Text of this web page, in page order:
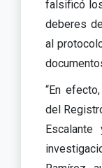
falsificó
deberes
al
“En
del